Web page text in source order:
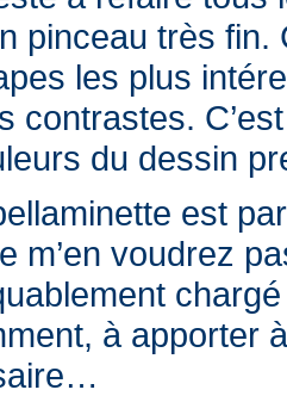
pinceau très fin.
les plus
contrastes.
du dessin
est
m’en voudrez
à apporter